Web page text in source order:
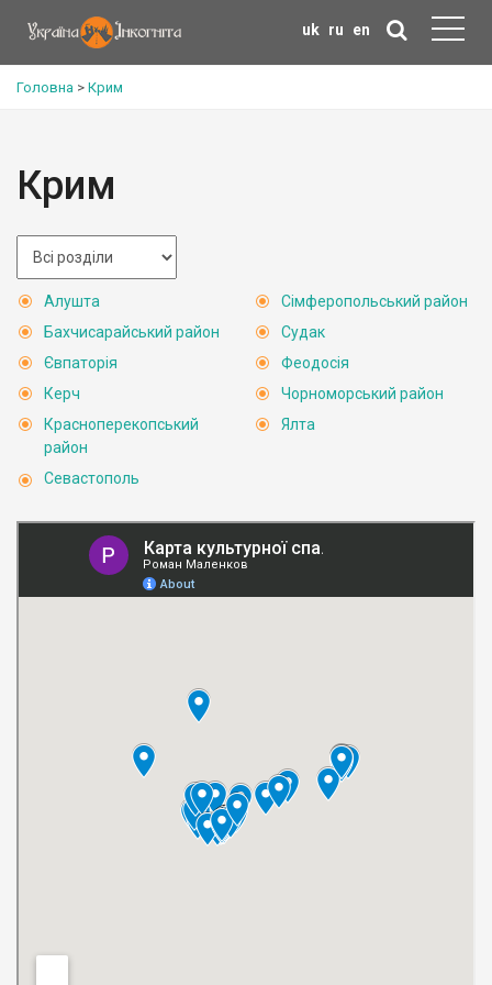
uk ru en
Головна > Крим
Крим
Алушта
Бахчисарайський район
Євпаторія
Керч
Красноперекопський
район
Севастополь
Сімферопольський район
Судак
Феодосія
Чорноморський район
Ялта